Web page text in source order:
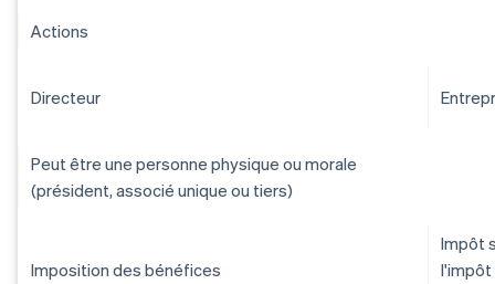
Actions
Directeur
Peut être une personne physique ou morale
(président, associé unique ou tiers)
Imposition des bénéfices
Impôt
l'impôt